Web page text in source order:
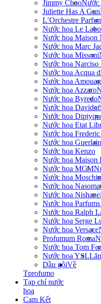
Jimmy ChooNước
Juliette Has A Gun
L’Orchestre
Nước hoa Le Labo
Nước hoa Maison
Nước hoa Marc
Nước hoa Missoni
Nước hoa Narciso
Nước hoa Acqua
Nước hoa
Nước hoa Azzaro
Nước hoa Byredo
Nước hoa
Nước hoa
Nước hoa Etat
Nước hoa
Nước hoa Guerlain
Nước hoa Kenzo
Nước hoa Maison
Nước hoa MCM
Nước hoa
Nước hoa
Nước hoa Nishane
Nước hoa
Nước hoa Ralph
Nước hoa Serge
Nước hoa Versace
Profumum Roma
Nước hoa Tom
Nước hoa YSL
Dầu gộiVề
Tprofumo
Tạp chí nước
hoa
Cam Kết